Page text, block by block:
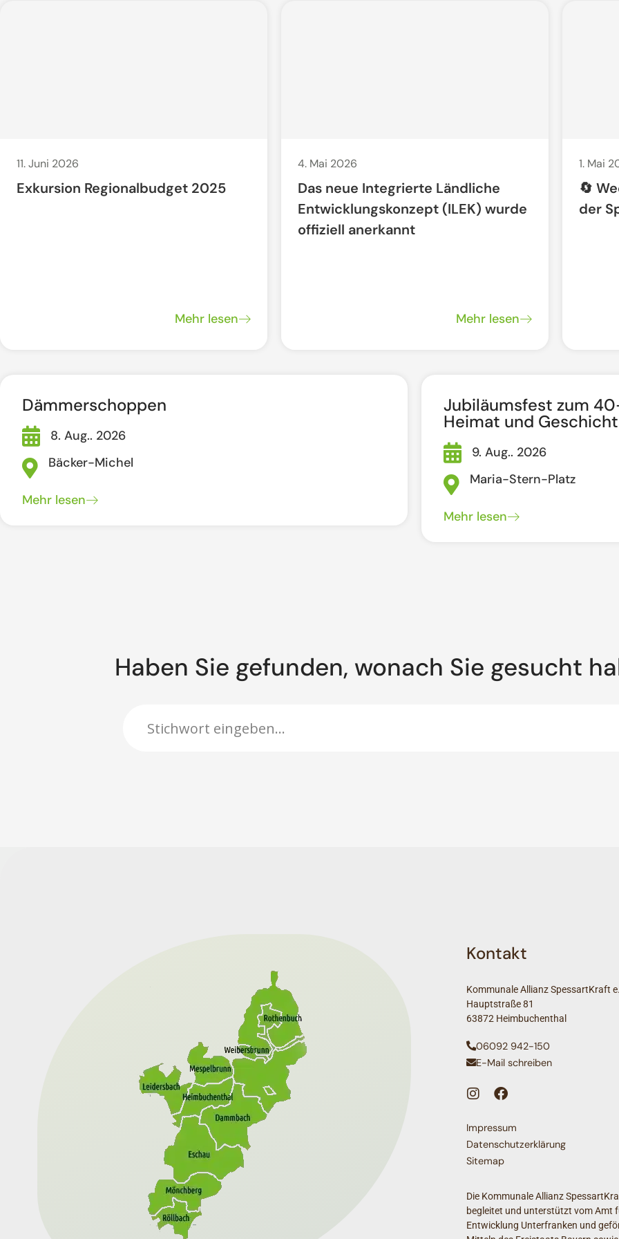
11. Juni 2026
Exkursion Regionalbudget 2025
Mehr lesen
4. Mai 2026
Das neue Integrierte Ländliche
Entwicklungskonzept (ILEK) wurde
offiziell anerkannt
Mehr lesen
1. Mai
🔄
der
Dämmerschoppen
8. Aug.. 2026
Bäcker-Michel
Mehr lesen
Jubiläumsfest zum
Heimat und
9. Aug.. 2026
Maria-Stern-Platz
Mehr lesen
Haben Sie gefunden, wonach Sie gesucht
Kontakt
Kommunale Allianz SpessartKraft
Hauptstraße 81
63872 Heimbuchenthal
06092 942-150
E-Mail schreiben
Impressum
Datenschutzerklärung
Sitemap
Die Kommunale Allianz
begleitet und unterstützt vom Amt
Entwicklung Unterfranken und